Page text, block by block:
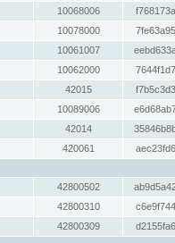
10068006
10078000
10061007
10062000
42015
10089006
42014
420061
42800502
42800310
42800309